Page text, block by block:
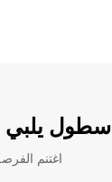
أسطول يلبي
اغتنم